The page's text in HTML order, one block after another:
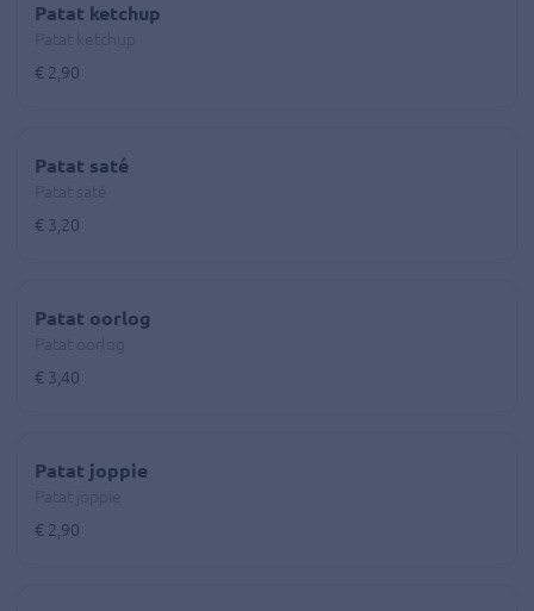
Patat ketchup
€ 2,90
Patat saté
€ 3,20
Patat oorlog
€ 3,40
Patat joppie
€ 2,90